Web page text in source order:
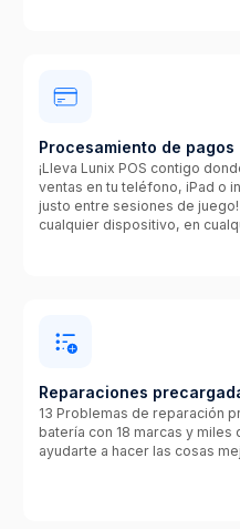
Procesamiento de pagos
¡Lleva Lunix POS contigo
ventas en tu teléfono, iPad o
justo entre sesiones de
cualquier dispositivo, en
Reparaciones
13 Problemas de reparación
batería con 18 marcas y
ayudarte a hacer las cosas